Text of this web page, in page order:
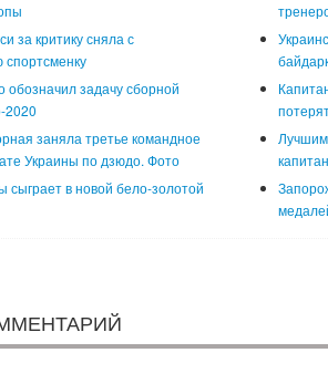
за критику сняла с
обозначил задачу сборной
2020
заняла третье командное
Украины по дзюдо. Фото
сыграет в новой бело-золотой